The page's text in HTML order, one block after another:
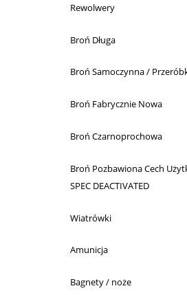
Rewolwery
Broń Długa
Broń Samoczynna /
Broń Fabrycznie Nowa
Broń Czarnoprochowa
Broń Pozbawiona Cech
SPEC DEACTIVATED
Wiatrówki
Amunicja
Bagnety / noże